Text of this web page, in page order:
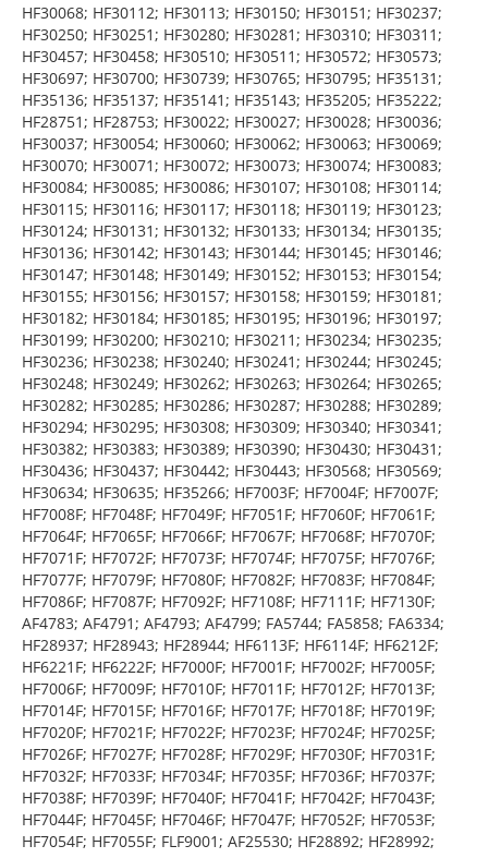
HF30068; HF30112; HF30113; HF30150; HF30151; HF30237;
HF30250; HF30251; HF30280; HF30281; HF30310; HF30311;
HF30457; HF30458; HF30510; HF30511; HF30572; HF30573;
HF30697; HF30700; HF30739; HF30765; HF30795; HF35131;
HF35136; HF35137; HF35141; HF35143; HF35205; HF35222;
HF28751; HF28753; HF30022; HF30027; HF30028; HF30036;
HF30037; HF30054; HF30060; HF30062; HF30063; HF30069;
HF30070; HF30071; HF30072; HF30073; HF30074; HF30083;
HF30084; HF30085; HF30086; HF30107; HF30108; HF30114;
HF30115; HF30116; HF30117; HF30118; HF30119; HF30123;
HF30124; HF30131; HF30132; HF30133; HF30134; HF30135;
HF30136; HF30142; HF30143; HF30144; HF30145; HF30146;
HF30147; HF30148; HF30149; HF30152; HF30153; HF30154;
HF30155; HF30156; HF30157; HF30158; HF30159; HF30181;
HF30182; HF30184; HF30185; HF30195; HF30196; HF30197;
HF30199; HF30200; HF30210; HF30211; HF30234; HF30235;
HF30236; HF30238; HF30240; HF30241; HF30244; HF30245;
HF30248; HF30249; HF30262; HF30263; HF30264; HF30265;
HF30282; HF30285; HF30286; HF30287; HF30288; HF30289;
HF30294; HF30295; HF30308; HF30309; HF30340; HF30341;
HF30382; HF30383; HF30389; HF30390; HF30430; HF30431;
HF30436; HF30437; HF30442; HF30443; HF30568; HF30569;
HF30634; HF30635; HF35266; HF7003F; HF7004F; HF7007F;
HF7008F; HF7048F; HF7049F; HF7051F; HF7060F; HF7061F;
HF7064F; HF7065F; HF7066F; HF7067F; HF7068F; HF7070F;
HF7071F; HF7072F; HF7073F; HF7074F; HF7075F; HF7076F;
HF7077F; HF7079F; HF7080F; HF7082F; HF7083F; HF7084F;
HF7086F; HF7087F; HF7092F; HF7108F; HF7111F; HF7130F;
AF4783; AF4791; AF4793; AF4799; FA5744; FA5858; FA6334;
HF28937; HF28943; HF28944; HF6113F; HF6114F; HF6212F;
HF6221F; HF6222F; HF7000F; HF7001F; HF7002F; HF7005F;
HF7006F; HF7009F; HF7010F; HF7011F; HF7012F; HF7013F;
HF7014F; HF7015F; HF7016F; HF7017F; HF7018F; HF7019F;
HF7020F; HF7021F; HF7022F; HF7023F; HF7024F; HF7025F;
HF7026F; HF7027F; HF7028F; HF7029F; HF7030F; HF7031F;
HF7032F; HF7033F; HF7034F; HF7035F; HF7036F; HF7037F;
HF7038F; HF7039F; HF7040F; HF7041F; HF7042F; HF7043F;
HF7044F; HF7045F; HF7046F; HF7047F; HF7052F; HF7053F;
HF7054F; HF7055F; FLF9001; AF25530; HF28892; HF28992;